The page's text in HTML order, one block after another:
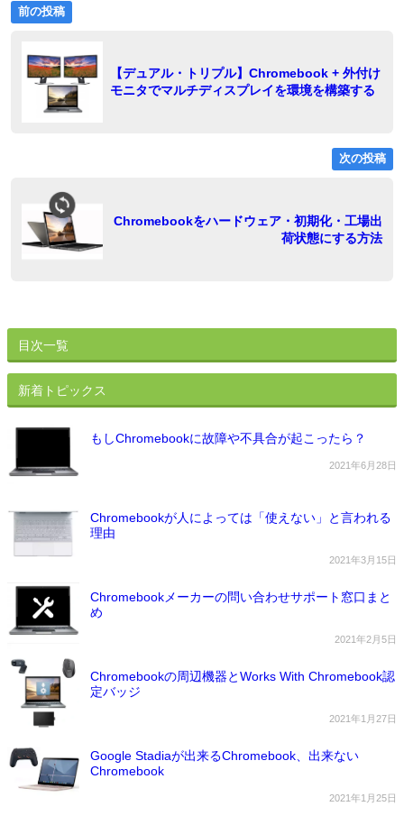
投
ナ
ョ
ン
前の投稿
の
稿:
【デュアル・トリプル】Chromebook + 外付け
モニタでマルチディスプレイを環境を構築する
次の投稿
Chromebookをハードウェア・初期化・工場出
荷状態にする方法
目次一覧
新着トピックス
もしChromebookに故障や不具合が起こったら？
2021年6月28日
Chromebookが人によっては「使えない」と言われる
理由
2021年3月15日
Chromebookメーカーの問い合わせサポート窓口まと
め
2021年2月5日
Chromebookの周辺機器とWorks With Chromebook認
定バッジ
2021年1月27日
Google Stadiaが出来るChromebook、出来ない
Chromebook
2021年1月25日